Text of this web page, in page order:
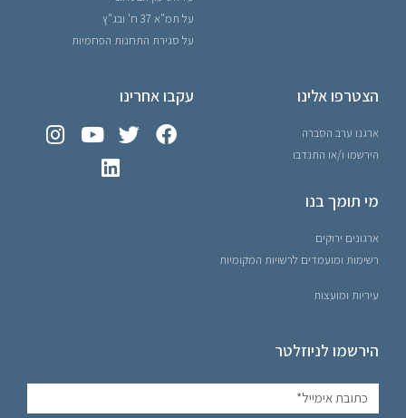
על תמ"א 37 ח' ובג"ץ
על סגירת התחנות הפחמיות
הצטרפו אלינו
ארגנו ערב הסברה
הירשמו ו/או התנדבו
מי תומך בנו
ארגונים ירוקים
רשימות ומועמדים לרשויות המקומיות
עיריות ומועצות
עקבו אחרינו
הירשמו לניוזלטר